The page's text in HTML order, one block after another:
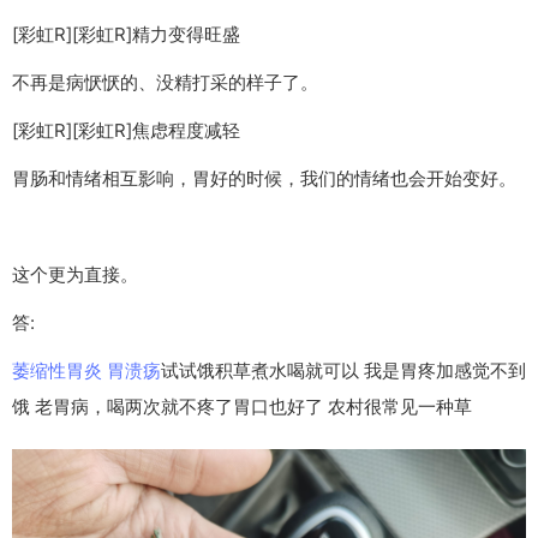
[彩虹R][彩虹R]精力变得旺盛
不再是病恹恹的、没精打采的样子了。
[彩虹R][彩虹R]焦虑程度减轻
胃肠和情绪相互影响，胃好的时候，我们的情绪也会开始变好。
这个更为直接。
答:
萎缩性胃炎 胃溃疡试试饿积草煮水喝就可以 我是胃疼加感觉不到
饿 老胃病，喝两次就不疼了胃口也好了 农村很常见一种草